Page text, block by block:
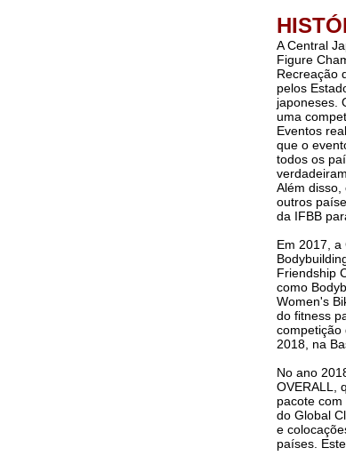
A Central
Figure
Recreação
pelos
japoneses.
uma
Eventos
que o
todos os
Além disso,
outros
da IFBB
Em 2017,
Friendship
como
Women's
do fitness
competição
2018, na
No ano
OVERALL,
pacote
do Global
e
países.